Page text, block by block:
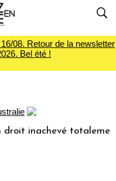
08. Retour de la newsletter
Bel été !
totalement